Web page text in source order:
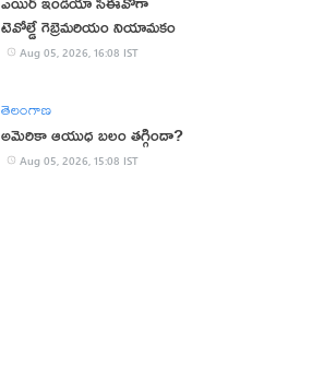
టెవోల్డే గెబ్రెమరియం నియామకం
Aug 05, 2026, 16:08 IST
తెలంగాణ
అమెరికా ఆయుధ బలం తగ్గిందా?
Aug 05, 2026, 15:08 IST